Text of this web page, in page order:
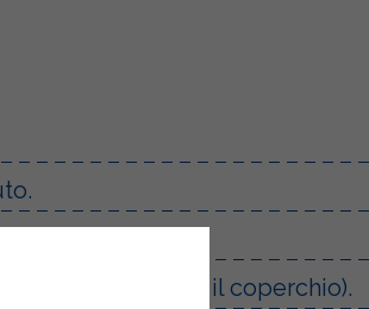
15 minuti (con il coperchio).